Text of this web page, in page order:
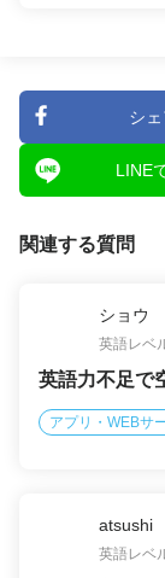
シ
LINE
関連する質問
ショウ
英語レベ
英語力不足で
アプリ・WEBサ
atsushi
英語レベ